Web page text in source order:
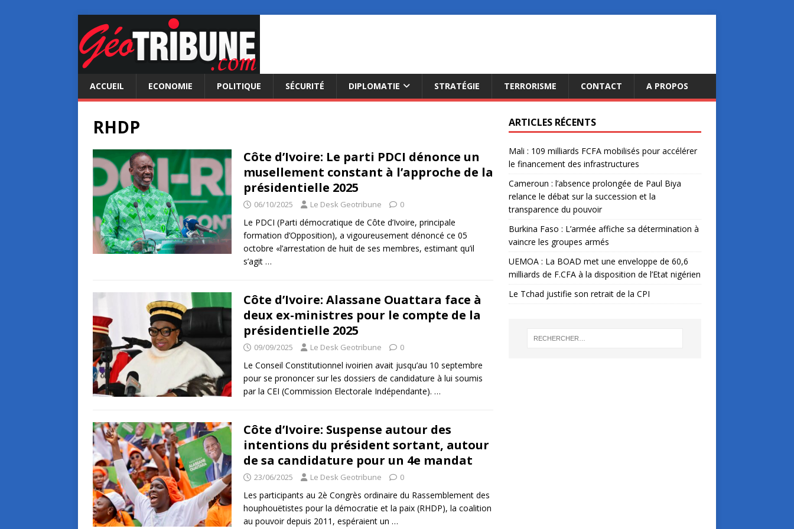
ACCUEIL ECONOMIE POLITIQUE SÉCURITÉ DIPLOMATIE STRATÉGIE TERRORISME CONTACT A PROPOS
RHDP
Côte d’Ivoire: Le parti PDCI dénonce un
musellement constant à l’approche de la
présidentielle 2025
06/10/2025 Le Desk Geotribune 0
Le PDCI (Parti démocratique de Côte d’Ivoire, principale
formation d’Opposition), a vigoureusement dénoncé ce 05
octobre «l’arrestation de huit de ses membres, estimant qu’il
s’agit …
Côte d’Ivoire: Alassane Ouattara face à
deux ex-ministres pour le compte de la
présidentielle 2025
09/09/2025 Le Desk Geotribune 0
Le Conseil Constitutionnel ivoirien avait jusqu’au 10 septembre
pour se prononcer sur les dossiers de candidature à lui soumis
par la CEI (Commission Electorale Indépendante). …
Côte d’Ivoire: Suspense autour des
intentions du président sortant, autour
de sa candidature pour un 4e mandat
23/06/2025 Le Desk Geotribune 0
Les participants au 2è Congrès ordinaire du Rassemblement des
houphouëtistes pour la démocratie et la paix (RHDP), la coalition
au pouvoir depuis 2011, espéraient un …
ARTICLES RÉCENTS
Mali : 109 milliards FCFA mobilisés pour accélérer
le financement des infrastructures
Cameroun : l’absence prolongée de Paul Biya
relance le débat sur la succession et la
transparence du pouvoir
Burkina Faso : L’armée affiche sa détermination à
vaincre les groupes armés
UEMOA : La BOAD met une enveloppe de 60,6
milliards de F.CFA à la disposition de l’Etat nigérien
Le Tchad justifie son retrait de la CPI